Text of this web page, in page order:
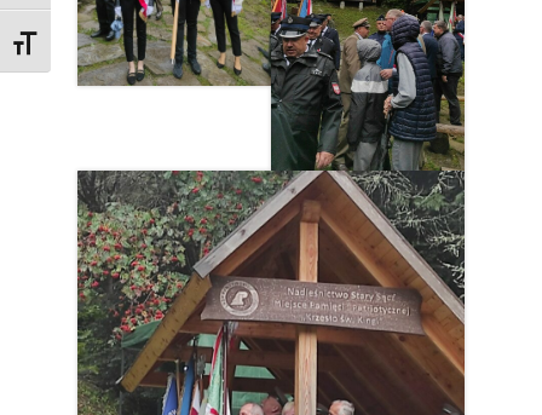
Zmień rozmiar czcionek